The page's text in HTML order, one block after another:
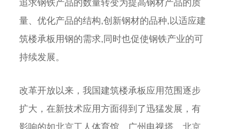
追求钢铁产品的数量转变为提高钢材产品的质
量、优化产品的结构,创新钢材的品种,以适应建
筑楼承板用钢的需求,同时也促使钢铁产业的可
持续发展。
改革开放以来，我国建筑楼承板应用范围逐步
扩大，在新技术应用方面得到了迅猛发展，有
影响的如北京工人体育馆、广州电视塔、北京